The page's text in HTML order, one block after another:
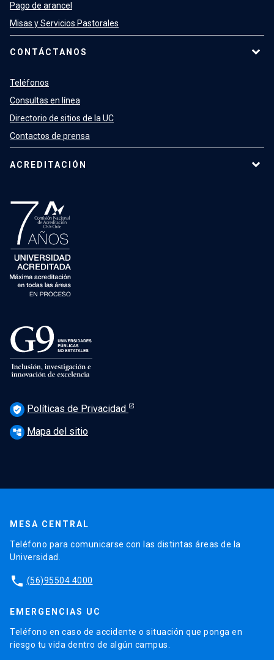
Pago de arancel
Misas y Servicios Pastorales
CONTÁCTANOS
Teléfonos
Consultas en línea
Directorio de sitios de la UC
Contactos de prensa
ACREDITACIÓN
verified_user Políticas de Privacidad
account_tree Mapa del sitio
MESA CENTRAL
Teléfono para comunicarse con las distintas áreas de la
Universidad.
phone (56)95504 4000
EMERGENCIAS UC
Teléfono en caso de accidente o situación que ponga en
riesgo tu vida dentro de algún campus.